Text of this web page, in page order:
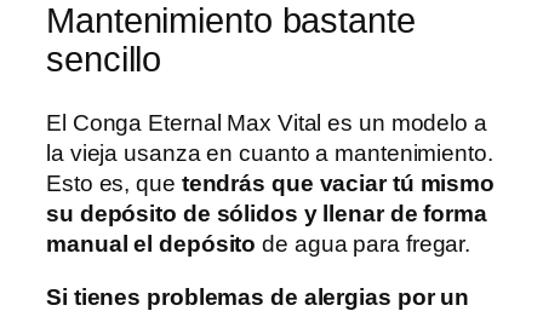
Mantenimiento bastante
sencillo
El Conga Eternal Max Vital es un modelo a
la vieja usanza en cuanto a mantenimiento.
Esto es, que tendrás que vaciar tú mismo
su depósito de sólidos y llenar de forma
manual el depósito de agua para fregar.
Si tienes problemas de alergias por un